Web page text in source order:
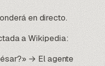
en directo.
a Wikipedia:
→ El agente